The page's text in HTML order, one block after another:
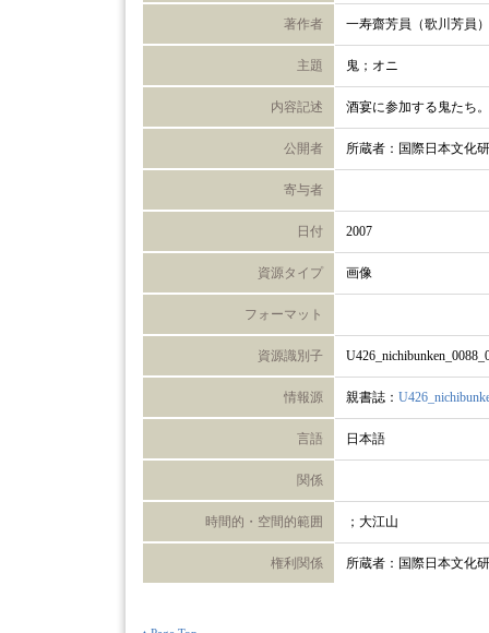
著作者 一寿齋芳員（歌川芳員）
主題 鬼；オニ
内容記述 酒宴に参加する鬼たち。
公開者 所蔵者：国際日本文化
寄与者
日付 2007
資源タイプ 画像
フォーマット
資源識別子
情報源 親書誌：
言語 日本語
関係
時間的・空間的範囲 ；大江山
権利関係 所蔵者：国際日本文化